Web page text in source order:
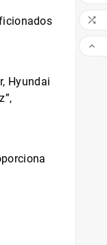
Hyundai

